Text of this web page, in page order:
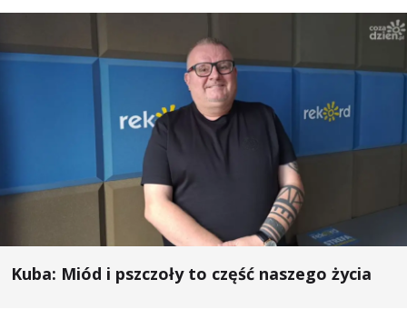
Kuba: Miód i pszczoły to część naszego życia